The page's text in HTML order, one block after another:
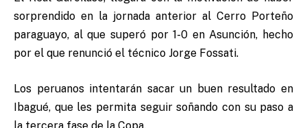
sorprendido en la jornada anterior al Cerro Porteño
paraguayo, al que superó por 1-0 en Asunción, hecho
por el que renunció el técnico Jorge Fossati.
Los peruanos intentarán sacar un buen resultado en
Ibagué, que les permita seguir soñando con su paso a
la tercera fase de la Copa.